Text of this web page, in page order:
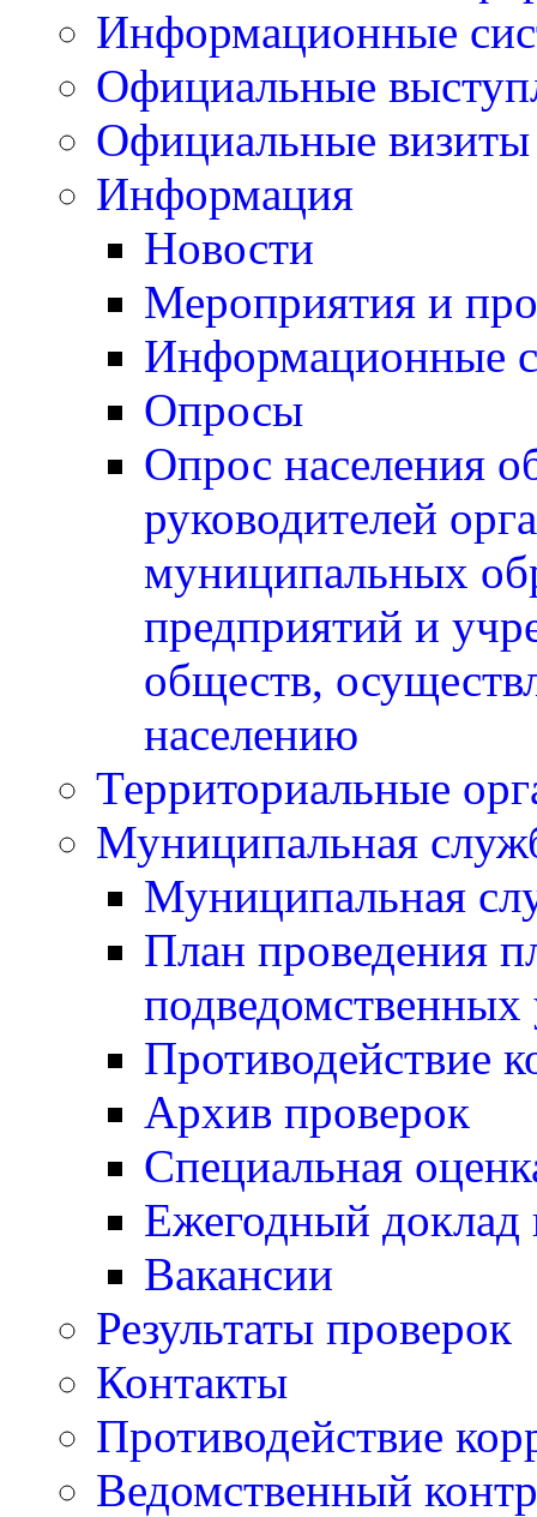
Информационные
Официальные
Официальные визиты
Информация
Новости
Мероприятия и
Информационные
Опросы
Опрос населения
руководителей
муниципальных
предприятий и
обществ,
населению
Территориальные
Муниципальная
Муниципальная
План проведения
Противодействие
Архив проверок
Специальная
Ежегодный доклад
Вакансии
Результаты проверок
Контакты
Противодействие
Ведомственный